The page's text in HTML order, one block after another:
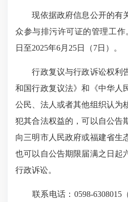
现依据政府信息公开的有
众参与排污许可证的管理工作
日至2025年6月25日（7日）。
行政复议与行政诉讼权利
和国行政复议法》和《中华人
公民、法人或者其他组织认为
犯其合法权益的，可以自公告
向三明市人民政府或福建省生
也可以自公告期限届满之日起
行政诉讼。
联系电话：0598-6308015